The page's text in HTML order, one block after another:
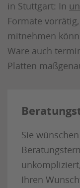
in Stuttgart: In
Formate
mitnehmen
Ware auch
Platten
Sie
Ihren